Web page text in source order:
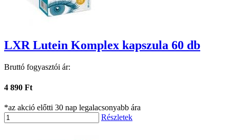
LXR Lutein Komplex kapszula 60 db
Bruttó fogyasztói ár:
4 890 Ft
*az akció előtti 30 nap legalacsonyabb ára
Részletek